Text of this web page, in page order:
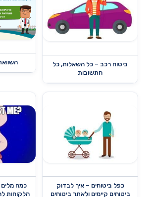
ביטוח רכב – כל השאלות, כל
התשובות
כפל ביטוחים – איך לבדוק
ביטוחים קיימים ולאתר ביטוחים
כמה מלים
הלקוחות